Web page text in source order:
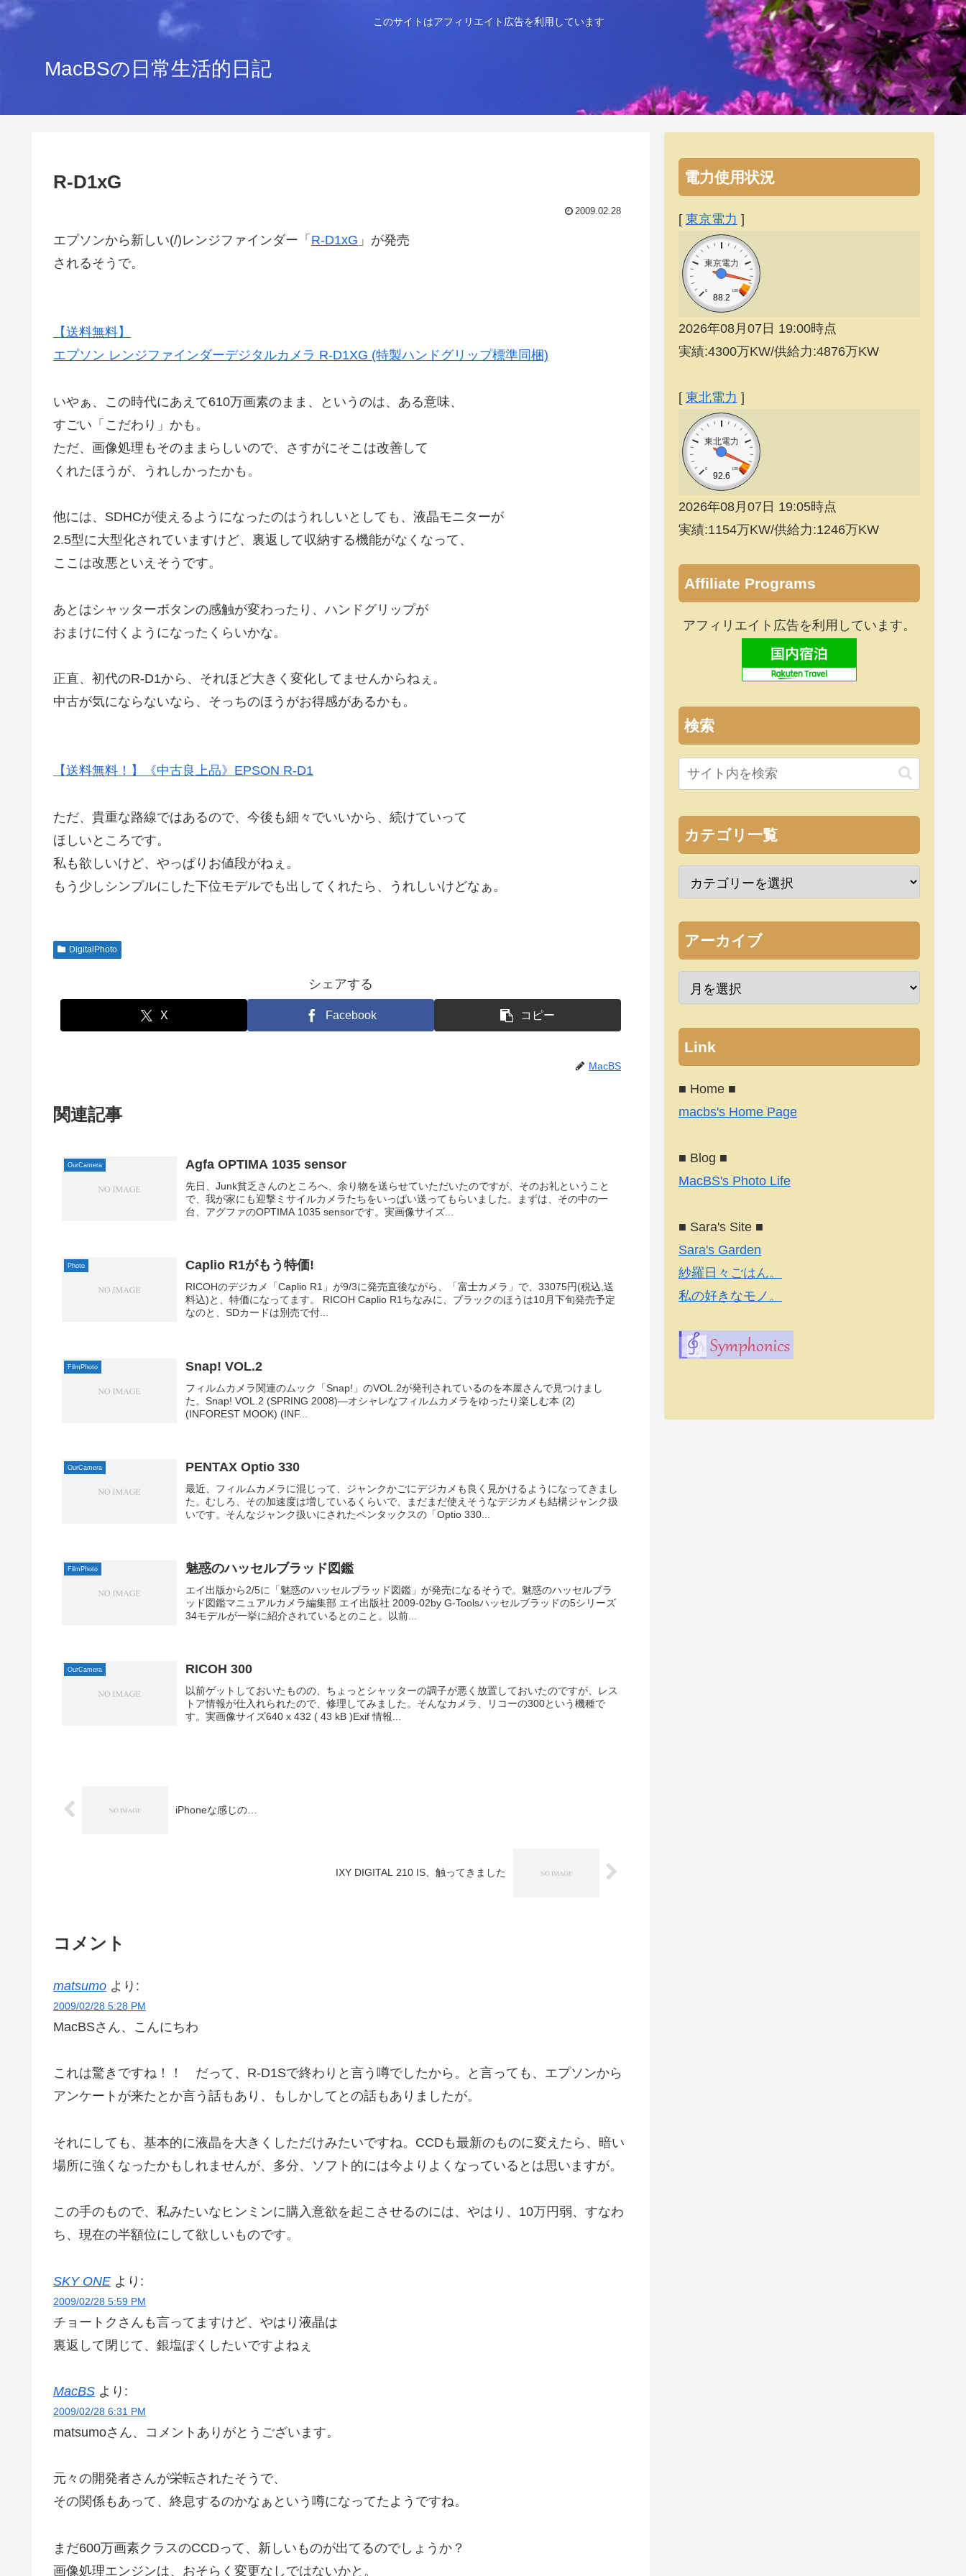
このサイトはアフィリエイト広告を利用しています
MacBSの日常生活的日記
R-D1xG
2009.02.28
エプソンから新しい(/)レンジファインダー「 R-D1xG 」が発売
されるそうで。
【送料無料】
エプソン レンジファインダーデジタルカメラ R-D1XG (特製ハンドグリップ標準同梱)
いやぁ、この時代にあえて610万画素のまま、というのは、ある意味、
すごい「こだわり」かも。
ただ、画像処理もそのままらしいので、さすがにそこは改善して
くれたほうが、うれしかったかも。
他には、SDHCが使えるようになったのはうれしいとしても、液晶モニターが
2.5型に大型化されていますけど、裏返して収納する機能がなくなって、
ここは改悪といえそうです。
あとはシャッターボタンの感触が変わったり、ハンドグリップが
おまけに付くようになったくらいかな。
正直、初代のR-D1から、それほど大きく変化してませんからねぇ。
中古が気にならないなら、そっちのほうがお得感があるかも。
【送料無料！】《中古良上品》EPSON R-D1
ただ、貴重な路線ではあるので、今後も細々でいいから、続けていって
ほしいところです。
私も欲しいけど、やっぱりお値段がねぇ。
もう少しシンプルにした下位モデルでも出してくれたら、うれしいけどなぁ。
DigitalPhoto
シェアする
X Facebook コピー
MacBS
関連記事
OurCamera Agfa OPTIMA 1035 sensor
先日、Junk貧乏さんのところへ、余り物を送らせていただいたのですが、そのお礼ということ
で、我が家にも迎撃ミサイルカメラたちをいっぱい送ってもらいました。まずは、その中の一
台、アグファのOPTIMA 1035 sensorです。実画像サイズ...
Photo Caplio R1がもう特価!
RICOHのデジカメ「Caplio R1」が9/3に発売直後ながら、「富士カメラ」で、33075円(税込,送
料込)と、特価になってます。 RICOH Caplio R1ちなみに、ブラックのほうは10月下旬発売予定
なのと、SDカードは別売で付...
FilmPhoto Snap! VOL.2
フィルムカメラ関連のムック「Snap!」のVOL.2が発刊されているのを本屋さんで見つけまし
た。Snap! VOL.2 (SPRING 2008)―オシャレなフィルムカメラをゆったり楽しむ本 (2)
(INFOREST MOOK) (INF...
OurCamera PENTAX Optio 330
最近、フィルムカメラに混じって、ジャンクかごにデジカメも良く見かけるようになってきまし
た。むしろ、その加速度は増しているくらいで、まだまだ使えそうなデジカメも結構ジャンク扱
いです。そんなジャンク扱いにされたペンタックスの「Optio 330...
FilmPhoto 魅惑のハッセルブラッド図鑑
エイ出版から2/5に「魅惑のハッセルブラッド図鑑」が発売になるそうで。魅惑のハッセルブラ
ッド図鑑マニュアルカメラ編集部 エイ出版社 2009-02by G-Toolsハッセルブラッドの5シリーズ
34モデルが一挙に紹介されているとのこと。以前...
OurCamera RICOH 300
以前ゲットしておいたものの、ちょっとシャッターの調子が悪く放置しておいたのですが、レス
トア情報が仕入れられたので、修理してみました。そんなカメラ、リコーの300という機種で
す。実画像サイズ640 x 432 ( 43 kB )Exif 情報...
iPhoneな感じの…
IXY DIGITAL 210 IS、触ってきました
コメント
matsumo より:
2009/02/28 5:28 PM
MacBSさん、こんにちわ
これは驚きですね！！ だって、R-D1Sで終わりと言う噂でしたから。と言っても、エプソンから
アンケートが来たとか言う話もあり、もしかしてとの話もありましたが。
それにしても、基本的に液晶を大きくしただけみたいですね。CCDも最新のものに変えたら、暗い
場所に強くなったかもしれませんが、多分、ソフト的には今よりよくなっているとは思いますが。
この手のもので、私みたいなヒンミンに購入意欲を起こさせるのには、やはり、10万円弱、すなわ
ち、現在の半額位にして欲しいものです。
SKY ONE より:
2009/02/28 5:59 PM
チョートクさんも言ってますけど、やはり液晶は
裏返して閉じて、銀塩ぽくしたいですよねぇ
MacBS より:
2009/02/28 6:31 PM
matsumoさん、コメントありがとうございます。
元々の開発者さんが栄転されたそうで、
その関係もあって、終息するのかなぁという噂になってたようですね。
まだ600万画素クラスのCCDって、新しいものが出てるのでしょうか？
画像処理エンジンは、おそらく変更なしではないかと。
電力使用状況
[ 東京電力 ]
東京電力
0 100
88.2
2026年08月07日 19:00時点
実績:4300万KW/供給力:4876万KW
[ 東北電力 ]
東北電力
0 100
92.6
2026年08月07日 19:05時点
実績:1154万KW/供給力:1246万KW
Affiliate Programs
アフィリエイト広告を利用しています。
検索
カテゴリ一覧
アーカイブ
Link
■ Home ■
macbs's Home Page
■ Blog ■
MacBS's Photo Life
■ Sara's Site ■
Sara's Garden
紗羅日々ごはん。
私の好きなモノ。